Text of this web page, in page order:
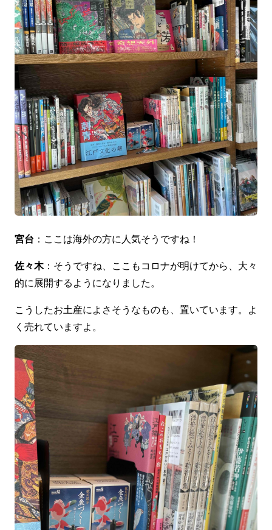
宮台 ：ここは海外の方に人気そうですね！
佐々木：そうですね、ここもコロナが明けてから、大々
的に展開するようになりました。
こうしたお土産によさそうなものも、置いています。よ
く売れていますよ。